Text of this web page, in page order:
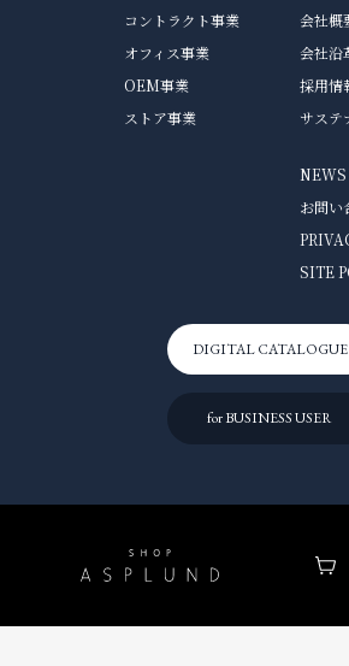
コントラクト事業
オフィス事業
OEM事業
ストア事業
会社概
会社沿
採用情
サステ
NEWS
お問い
SITE
DIGITAL CATALOGUE
for BUSINESS USER